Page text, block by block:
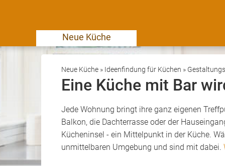
Neue Küche
Neue Küche » Ideenfindung für Küchen »
Eine Küche mit Bar
Jede Wohnung bringt ihre ganz eigenen
Balkon, die Dachterrasse oder der
Kücheninsel - ein Mittelpunkt in der Küche.
unmittelbaren Umgebung und sind mit dabei.